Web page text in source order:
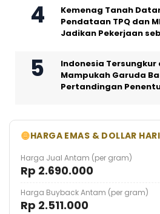
Kemenag Tanah
Pendataan TPQ dan
Jadikan Pekerjaan
Indonesia Tersungkur
Mampukah Garuda
Pertandingan
HARGA EMAS & DOLLAR
Harga Jual Antam (per gram)
Rp 2.690.000
Harga Buyback Antam (per gram)
Rp 2.511.000